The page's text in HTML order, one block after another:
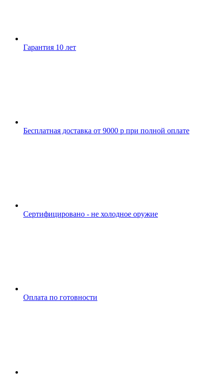
Гарантия 10 лет
Бесплатная доставка от 9000 р при полной оплате
Сертифицировано - не холодное оружие
Оплата по готовности